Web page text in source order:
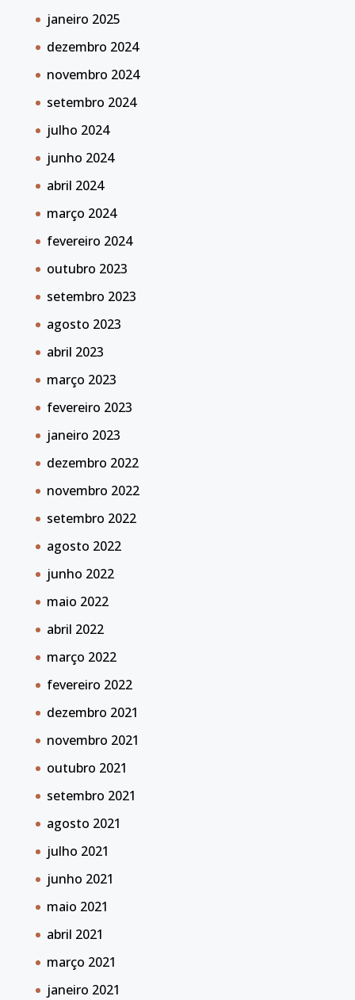
janeiro 2025
dezembro 2024
novembro 2024
setembro 2024
julho 2024
junho 2024
abril 2024
março 2024
fevereiro 2024
outubro 2023
setembro 2023
agosto 2023
abril 2023
março 2023
fevereiro 2023
janeiro 2023
dezembro 2022
novembro 2022
setembro 2022
agosto 2022
junho 2022
maio 2022
abril 2022
março 2022
fevereiro 2022
dezembro 2021
novembro 2021
outubro 2021
setembro 2021
agosto 2021
julho 2021
junho 2021
maio 2021
abril 2021
março 2021
janeiro 2021